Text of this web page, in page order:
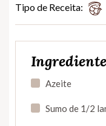
Tipo de Receita:
Azeite
Sumo de 1/2